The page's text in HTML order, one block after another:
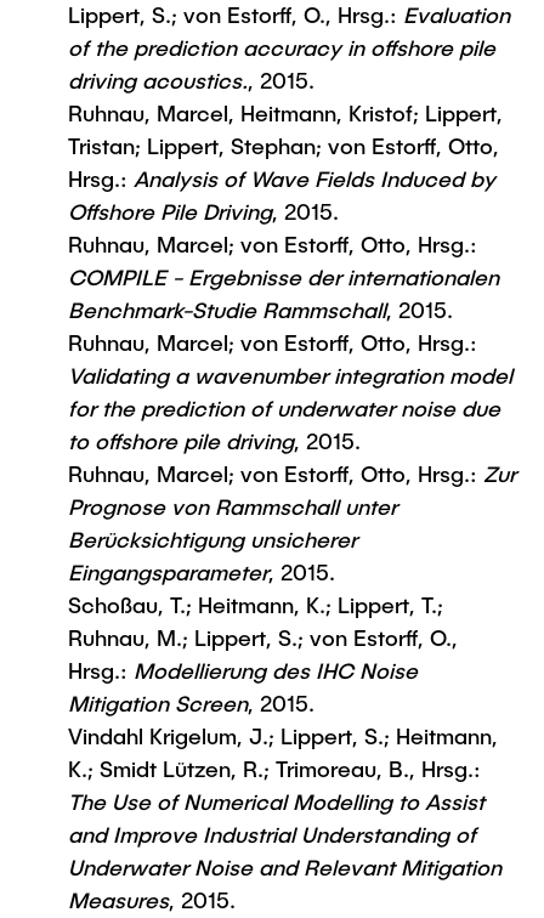
Lippert, S.; von Estorff, O., Hrsg.: Evaluation
of the prediction accuracy in offshore pile
driving acoustics., 2015.
Ruhnau, Marcel, Heitmann, Kristof; Lippert,
Tristan; Lippert, Stephan; von Estorff, Otto,
Hrsg.: Analysis of Wave Fields Induced by
Offshore Pile Driving, 2015.
Ruhnau, Marcel; von Estorff, Otto, Hrsg.:
COMPILE - Ergebnisse der internationalen
Benchmark-Studie Rammschall, 2015.
Ruhnau, Marcel; von Estorff, Otto, Hrsg.:
Validating a wavenumber integration model
for the prediction of underwater noise due
to offshore pile driving, 2015.
Ruhnau, Marcel; von Estorff, Otto, Hrsg.: Zur
Prognose von Rammschall unter
Berücksichtigung unsicherer
Eingangsparameter, 2015.
Schoßau, T.; Heitmann, K.; Lippert, T.;
Ruhnau, M.; Lippert, S.; von Estorff, O.,
Hrsg.: Modellierung des IHC Noise
Mitigation Screen, 2015.
Vindahl Krigelum, J.; Lippert, S.; Heitmann,
K.; Smidt Lützen, R.; Trimoreau, B., Hrsg.:
The Use of Numerical Modelling to Assist
and Improve Industrial Understanding of
Underwater Noise and Relevant Mitigation
Measures, 2015.